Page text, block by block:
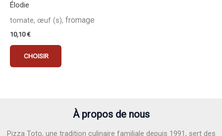
Élodie
tomate, œuf (s), fromage
10,10€
CHOISIR
À propos de nous
Pizza Toto, une tradition culinaire familiale depuis 1991, sert des